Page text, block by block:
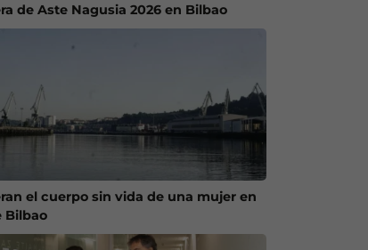
de Aste Nagusia 2026 en Bilbao
el cuerpo sin vida de una mujer en
Bilbao